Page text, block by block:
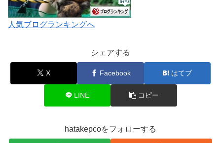
人気ブログランキングへ
シェアする
X Facebook はてブ
LINE コピー
hatakepcoをフォローする